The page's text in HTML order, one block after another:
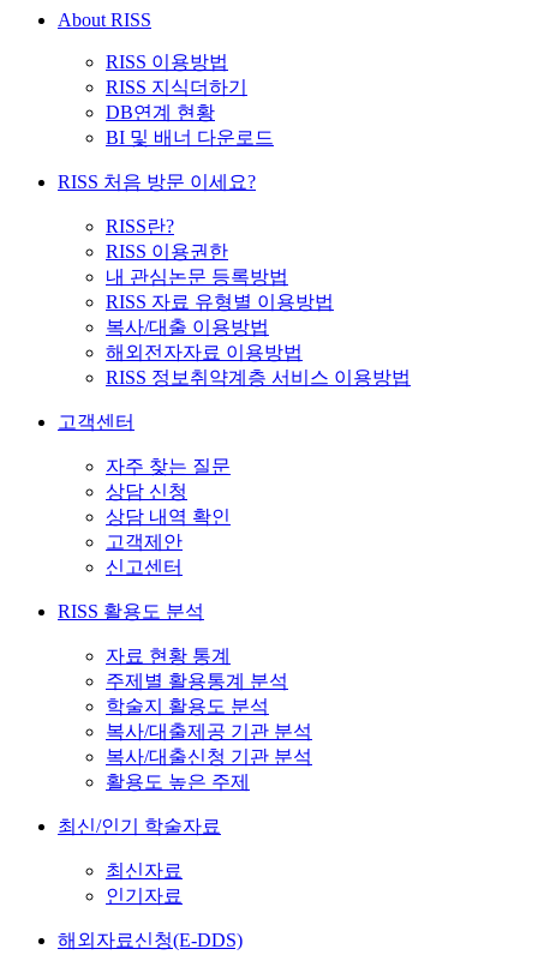
About RISS
RISS 이용방법
RISS 지식더하기
DB연계 현황
BI 및 배너 다운로드
RISS 처음 방문 이세요?
RISS란?
RISS 이용권한
내 관심논문 등록방법
RISS 자료 유형별 이용방법
복사/대출 이용방법
해외전자자료 이용방법
RISS 정보취약계층 서비스 이용방법
고객센터
자주 찾는 질문
상담 신청
상담 내역 확인
고객제안
신고센터
RISS 활용도 분석
자료 현황 통계
주제별 활용통계 분석
학술지 활용도 분석
복사/대출제공 기관 분석
복사/대출신청 기관 분석
활용도 높은 주제
최신/인기 학술자료
최신자료
인기자료
해외자료신청(E-DDS)